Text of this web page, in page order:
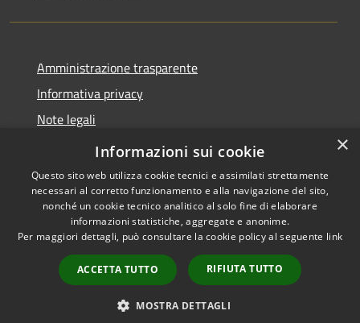
Amministrazione trasparente
Informativa privacy
Note legali
Dichiarazione di accessibilità
Accessibilità
Copyright © 2026 • Città di
Cirié • Powered by
Municipium•
Accesso
redazione
×
Informazioni sui cookie
Questo sito web utilizza cookie tecnici e assimilati strettamente
necessari al corretto funzionamento e alla navigazione del sito,
nonché un cookie tecnico analitico al solo fine di elaborare
informazioni statistiche, aggregate e anonime.
Per maggiori dettagli, può consultare la cookie policy al seguente link
ACCETTA TUTTO RIFIUTA TUTTO
MOSTRA DETTAGLI